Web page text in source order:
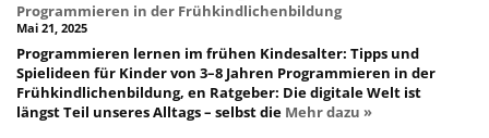
Programmieren in der Frühkindlichenbildung
Mai 21, 2025
Programmieren lernen im frühen Kindesalter: Tipps und
Spielideen für Kinder von 3–8 Jahren Programmieren in der
Frühkindlichenbildung, en Ratgeber: Die digitale Welt ist
längst Teil unseres Alltags – selbst die Mehr dazu »